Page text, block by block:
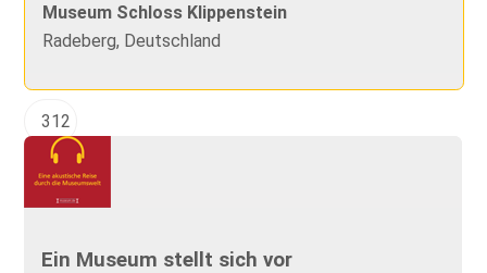
Museum Schloss Klippenstein
Radeberg, Deutschland
312
Ein Museum stellt sich vor